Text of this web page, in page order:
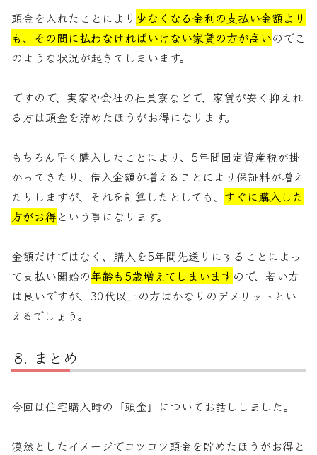
頭金を入れたことにより 少なくなる金利の支払い金額より
も、その間に払わなければいけない家賃の方が高いのでこ
のような状況が起きてしまいます。
ですので、実家や会社の社員寮などで、家賃が安く抑えれ
る方は頭金を貯めたほうがお得になります。
もちろん早く購入したことにより、5年間固定資産税が掛
かってきたり、借入金額が増えることにより保証料が増え
たりしますが、それを計算したとしても、 すぐに購入した
方がお得 という事になります。
金額だけではなく、購入を5年間先送りにすることによっ
て支払い開始の年齢も5歳増えてしまいますので、若い方
は良いですが、30代以上の方はかなりのデメリットとい
えるでしょう。
まとめ
今回は住宅購入時の「頭金」についてお話ししました。
漠然としたイメージでコツコツ頭金を貯めたほうがお得と